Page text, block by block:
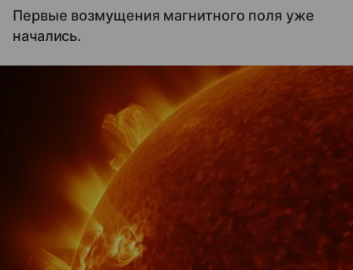
Первые возмущения магнитного поля уже
начались.